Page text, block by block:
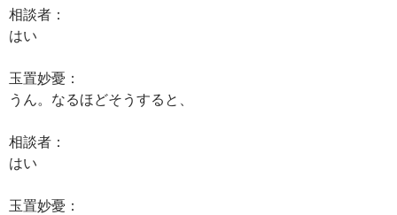
相談者：
はい
玉置妙憂：
うん。なるほどそうすると、
相談者：
はい
玉置妙憂：